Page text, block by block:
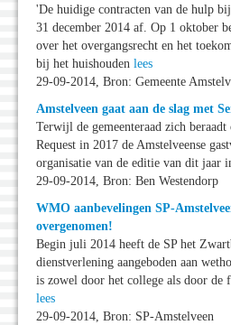
'De huidige contracten van de hulp
31 december 2014 af. Op 1 oktober
over het overgangsrecht en het
bij het huishouden lees
29-09-2014, Bron: Gemeente
Amstelveen gaat aan de slag met
Terwijl de gemeenteraad zich
Request in 2017 de Amstelveense
organisatie van de editie van dit jaar
29-09-2014, Bron: Ben Westendorp
WMO aanbevelingen SP-
overgenomen!
Begin juli 2014 heeft de SP het
dienstverlening aangeboden aan
is zowel door het college als door de
lees
29-09-2014, Bron: SP-Amstelveen